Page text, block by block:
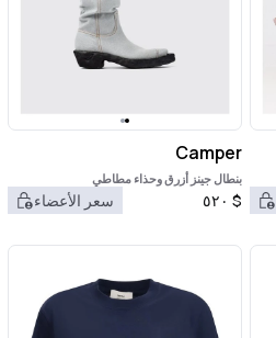
Camper
بنطال جينز أزرق وحذاء مطاطي
$ ٥٢٠ سعر الأعضاء